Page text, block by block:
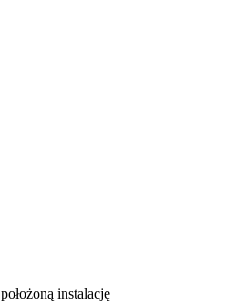
instalację